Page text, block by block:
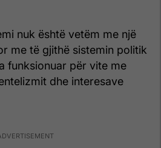
nuk është vetëm me një
me të gjithë sistemin politik
funksionuar për vite me
dhe interesave